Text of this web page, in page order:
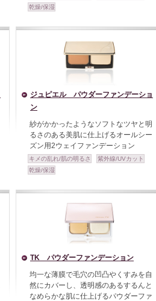
乾燥/保湿
ジュピエル パウダーファンデーショ
ン
紗がかかったようなソフトなツヤと明
るさのある美肌に仕上げるオールシー
ズン用2ウェイファンデーション
キメの乱れ/肌の明るさ
紫外線/UVカット
乾燥/保湿
TK パウダーファンデーション
均一な薄膜で毛穴の凹凸やくすみを自
然にカバーし、透明感のあるするんと
なめらかな肌に仕上げるパウダーファ